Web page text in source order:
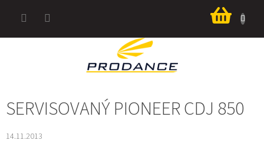
košík
SERVISOVANÝ PIONEER CDJ 850
14.11.2013